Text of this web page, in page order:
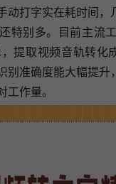
动打字实在耗时间，
特别多。目前主流
提取视频音轨转化
别准确度能大幅提升
作量。